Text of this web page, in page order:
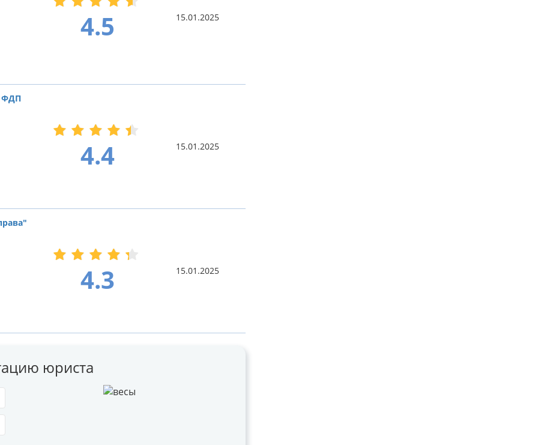
4.5 15.01.2025
ФДП
4.4 15.01.2025
4.3 15.01.2025
юриста